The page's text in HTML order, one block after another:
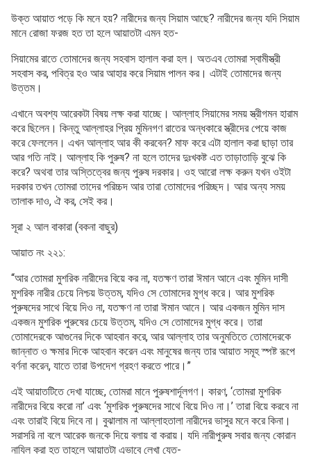
উক্ত আয়াত পড়ে কি মনে হয়? নারীদের জন্য সিয়াম আছে? নারীদের জন্য যদি সিয়াম
মানে রোজা ফরজ হত তা হলে আয়াতটা এমন হত-
সিয়ামের রাতে তোমাদের জন্য সহবাস হালাল করা হল। অতএব তোমরা স্বামীস্ত্রী
সহবাস কর, পবিত্র হও আর আহার করে সিয়াম পালন কর। এটাই তোমাদের জন্য
উত্তম।
এখানে অবশ্য আরেকটা বিষয় লক্ষ করা যাচ্ছে। আল্লাহ সিয়ামের সময় স্ত্রীগমন হারাম
করে ছিলেন। কিন্তু আল্লাহর প্রিয় মুমিনগণ রাতের অন্ধকারে স্ত্রীদের পেয়ে কাজ
করে ফেললেন। এখন আল্লাহ আর কী করবেন? মাফ করে এটা হালাল করা ছাড়া তার
আর গতি নাই। আল্লাহ কি পুরুষ? না হলে তাদের দুঃখকষ্ট এত তাড়াতাড়ি বুঝে কি
করে? অথবা তার অস্তিত্বের জন্য পুরুষ দরকার। ওহ আরো লক্ষ করুন যখন ওইটা
দরকার তখন তোমরা তাদের পরিচ্চদ আর তারা তোমাদের পরিচ্ছদ। আর অন্য সময়
তালাক দাও, ঐ কর, সেই কর।
সূরা ২ আল বাকারা (বকনা বাছুর)
আয়াত নং ২২১:
“আর তোমরা মুশরিক নারীদের বিয়ে কর না, যতক্ষণ তারা ঈমান আনে এবং মুমিন দাসী
মুশরিক নারীর চেয়ে নিশ্চয় উত্তম, যদিও সে তোমাদের মুগ্ধ করে। আর মুশরিক
পুরুষদের সাথে বিয়ে দিও না, যতক্ষণ না তারা ঈমান আনে। আর একজন মুমিন দাস
একজন মুশরিক পুরুষের চেয়ে উত্তম, যদিও সে তোমাদের মুগ্ধ করে। তারা
তোমাদেরকে আগুনের দিকে আহবান করে, আর আল্লাহ তার অনুমতিতে তোমাদেরকে
জান্নাত ও ক্ষমার দিকে আহবান করেন এবং মানুষের জন্য তার আয়াত সমূহ স্পষ্ট রূপে
বর্ণনা করেন, যাতে তারা উপদেশ গ্রহণ করতে পারে।”
এই আয়াতটিতে দেখা যাচ্ছে, তোমরা মানে পুরুষশার্দূলগণ। কারণ, ‘তোমরা মুশরিক
নারীদের বিয়ে করো না’ এবং ‘মুশরিক পুরুষদের সাথে বিয়ে দিও না।’ তারা বিয়ে করবে না
এবং তারাই বিয়ে দিবে না। বুঝালাম না আল্লাহতালা নারীদের ভাসুর মনে করে কিনা।
সরাসরি না বলে আরেক জনকে দিয়ে বলায় বা করায়। যদি নারীপুরুষ সবার জন্য কোরান
নাযিল করা হত তাহলে আয়াতটা এভাবে লেখা যেত-